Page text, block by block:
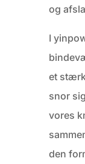
og
I
et
snor
vores
den